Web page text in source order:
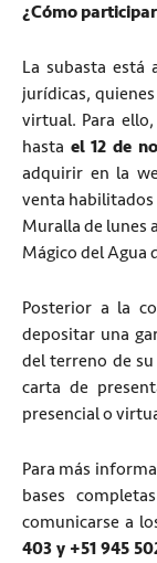
¿Cómo
La subasta está
jurídicas,
virtual. Para
hasta el 12 de
adquirir en la
venta habilitados
Muralla de lunes
Mágico del Agua
Posterior a la
depositar una
del terreno de
carta de
presencial o
Para más
bases
comunicarse a
403 y +51 945